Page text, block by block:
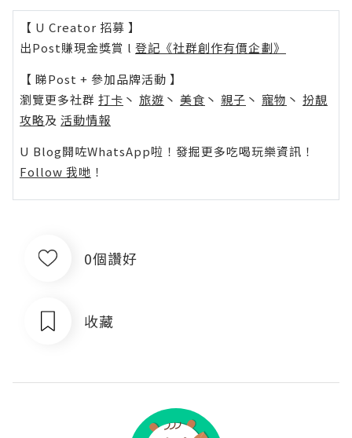
【 U Creator 招募 】
出Post賺現金獎賞 l 登記《社群創作有價企劃》
【 睇Post + 參加品牌活動 】
瀏覽更多社群 打卡 丶 旅遊 丶 美食 丶 親子 丶 寵物 丶 扮靚
攻略及 活動情報
U Blog開咗WhatsApp啦！發掘更多吃喝玩樂資訊！
Follow 我哋 ！
0個讚好
收藏